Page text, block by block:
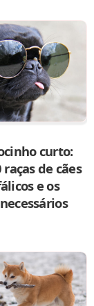
curto:
raças de cães
e os